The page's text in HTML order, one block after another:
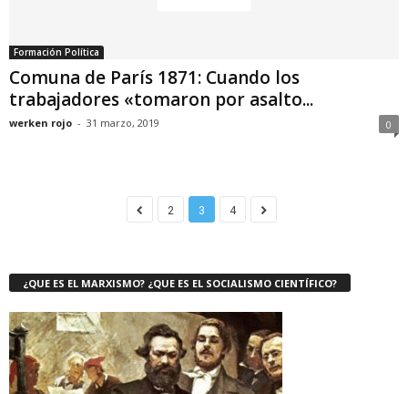
Formación Política
Comuna de París 1871: Cuando los
trabajadores «tomaron por asalto...
werken rojo - 31 marzo, 2019 0
2 3 4
¿QUE ES EL MARXISMO? ¿QUE ES EL SOCIALISMO CIENTÍFICO?